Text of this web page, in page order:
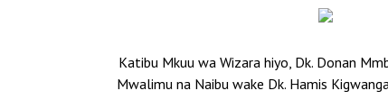
Katibu Mkuu wa Wizara hiyo, Dk. Donan
Mwalimu na Naibu wake Dk. Hamis